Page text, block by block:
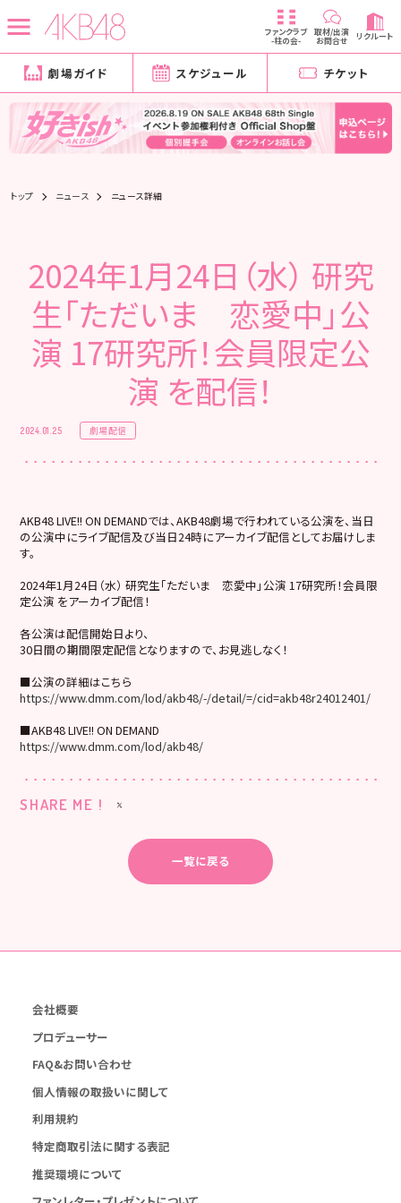
ファンクラブ
-柱の会-
取材/出演
お問合せ リクルート
劇場ガイド スケジュール チケット
トップ ニュース ニュース詳細
2024年1月24日（水） 研究
生「ただいま 恋愛中」公
演 17研究所！会員限定公
演 を配信！
2024.01.25 劇場配信
AKB48 LIVE!! ON DEMANDでは、AKB48劇場で行われている公演を、当日
の公演中にライブ配信及び当日24時にアーカイブ配信としてお届けしま
す。
2024年1月24日（水） 研究生「ただいま 恋愛中」公演 17研究所！会員限
定公演 をアーカイブ配信！
各公演は配信開始日より、
30日間の期間限定配信となりますので、お見逃しなく！
■公演の詳細はこちら
https://www.dmm.com/lod/akb48/-/detail/=/cid=akb48r24012401/
■AKB48 LIVE!! ON DEMAND
https://www.dmm.com/lod/akb48/
SHARE ME !
一覧に戻る
会社概要
プロデューサー
FAQ&お問い合わせ
個人情報の取扱いに関して
利用規約
特定商取引法に関する表記
推奨環境について